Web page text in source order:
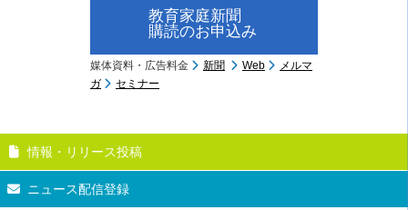
教育家庭新聞
購読のお申込み
媒体資料・広告料金 新聞 Web
メルマ
ガ
セミナー
情報・リリース投稿
ニュース配信登録